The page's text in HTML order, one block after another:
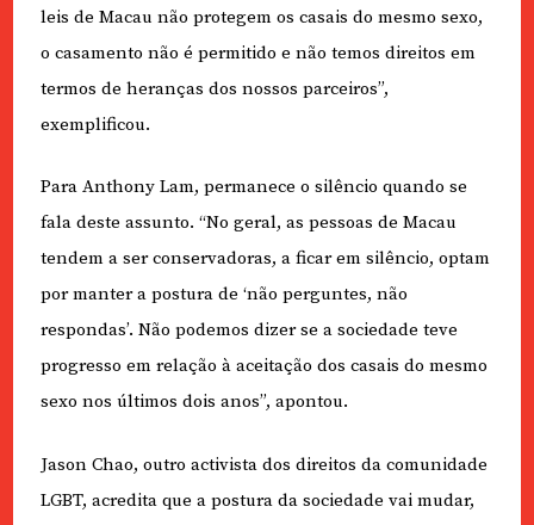
leis de Macau não protegem os casais do mesmo sexo,
o casamento não é permitido e não temos direitos em
termos de heranças dos nossos parceiros”,
exemplificou.
Para Anthony Lam, permanece o silêncio quando se
fala deste assunto. “No geral, as pessoas de Macau
tendem a ser conservadoras, a ficar em silêncio, optam
por manter a postura de ‘não perguntes, não
respondas’. Não podemos dizer se a sociedade teve
progresso em relação à aceitação dos casais do mesmo
sexo nos últimos dois anos”, apontou.
Jason Chao, outro activista dos direitos da comunidade
LGBT, acredita que a postura da sociedade vai mudar,